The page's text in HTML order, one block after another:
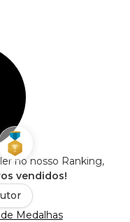
no nosso Ranking,
vendidos!
Medalhas